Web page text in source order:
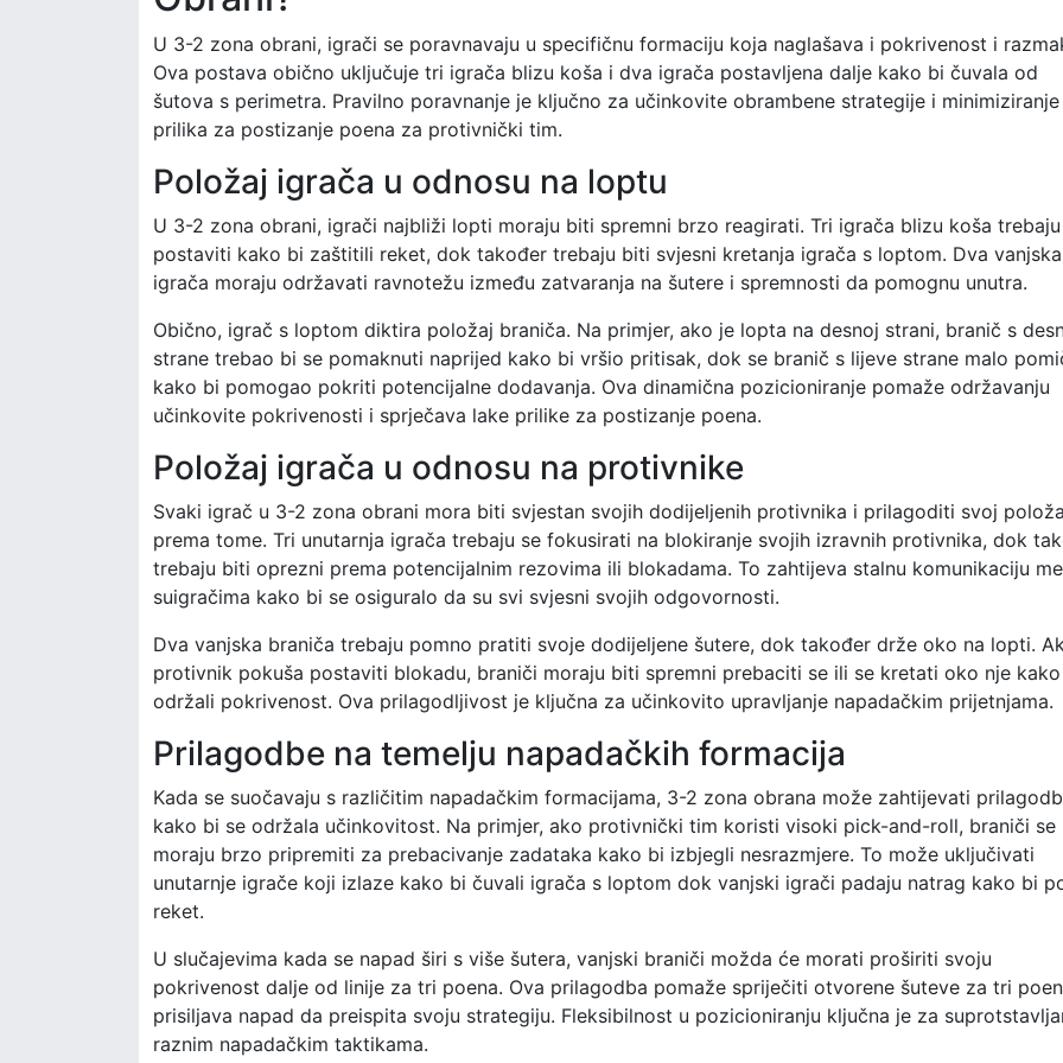
U 3-2 zona obrani, igrači se poravnavaju u specifičnu formaciju koja naglašava i pokrivenost i
Ova postava obično uključuje tri igrača blizu koša i dva igrača postavljena dalje kako bi čuvala od
šutova s perimetra. Pravilno poravnanje je ključno za učinkovite obrambene strategije i minimiziranje
prilika za postizanje poena za protivnički tim.
Položaj igrača u odnosu na loptu
U 3-2 zona obrani, igrači najbliži lopti moraju biti spremni brzo reagirati. Tri igrača blizu koša
postaviti kako bi zaštitili reket, dok također trebaju biti svjesni kretanja igrača s loptom. Dva vanjska
igrača moraju održavati ravnotežu između zatvaranja na šutere i spremnosti da pomognu unutra.
Obično, igrač s loptom diktira položaj braniča. Na primjer, ako je lopta na desnoj strani, branič s
strane trebao bi se pomaknuti naprijed kako bi vršio pritisak, dok se branič s lijeve strane malo
kako bi pomogao pokriti potencijalne dodavanja. Ova dinamična pozicioniranje pomaže održavanju
učinkovite pokrivenosti i sprječava lake prilike za postizanje poena.
Položaj igrača u odnosu na protivnike
Svaki igrač u 3-2 zona obrani mora biti svjestan svojih dodijeljenih protivnika i prilagoditi svoj
prema tome. Tri unutarnja igrača trebaju se fokusirati na blokiranje svojih izravnih protivnika, dok
trebaju biti oprezni prema potencijalnim rezovima ili blokadama. To zahtijeva stalnu komunikaciju
suigračima kako bi se osiguralo da su svi svjesni svojih odgovornosti.
Dva vanjska braniča trebaju pomno pratiti svoje dodijeljene šutere, dok također drže oko na lopti.
protivnik pokuša postaviti blokadu, braniči moraju biti spremni prebaciti se ili se kretati oko nje
održali pokrivenost. Ova prilagodljivost je ključna za učinkovito upravljanje napadačkim prijetnjama.
Prilagodbe na temelju napadačkih formacija
Kada se suočavaju s različitim napadačkim formacijama, 3-2 zona obrana može zahtijevati
kako bi se održala učinkovitost. Na primjer, ako protivnički tim koristi visoki pick-and-roll, braniči se
moraju brzo pripremiti za prebacivanje zadataka kako bi izbjegli nesrazmjere. To može uključivati
unutarnje igrače koji izlaze kako bi čuvali igrača s loptom dok vanjski igrači padaju natrag kako bi
reket.
U slučajevima kada se napad širi s više šutera, vanjski braniči možda će morati proširiti svoju
pokrivenost dalje od linije za tri poena. Ova prilagodba pomaže spriječiti otvorene šuteve za tri
prisiljava napad da preispita svoju strategiju. Fleksibilnost u pozicioniranju ključna je za
raznim napadačkim taktikama.